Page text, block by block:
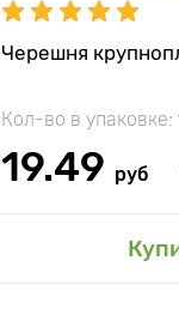
Черешня
Кол-во в упаковке:
19.49 руб